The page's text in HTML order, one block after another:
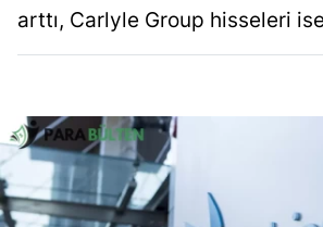
arttı, Carlyle Group hisseleri